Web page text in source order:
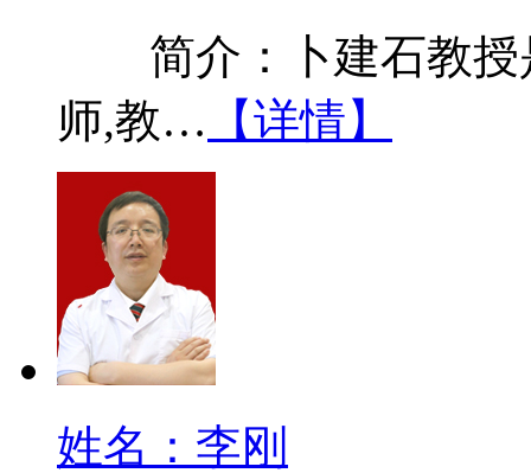
简介：卜建石教授
师,教… 【详情】
姓名：李刚